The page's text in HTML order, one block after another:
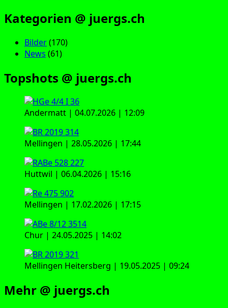
Kategorien @ juergs.ch
Bilder(170)
News (61)
Topshots @ juergs.ch
Andermatt | 04.07.2026 | 12:09
Mellingen | 28.05.2026 | 17:44
Huttwil | 06.04.2026 | 15:16
Mellingen | 17.02.2026 | 17:15
Chur | 24.05.2025 | 14:02
Mellingen Heitersberg | 19.05.2025 | 09:24
Mehr @ juergs.ch